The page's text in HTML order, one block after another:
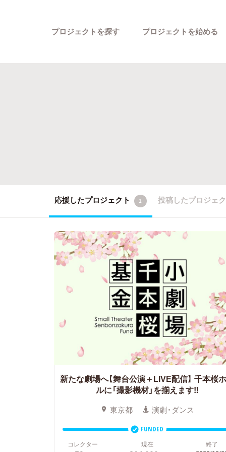
プロジェクトを探す プロジェクトを始める
応援したプロジェクト 1 投稿したプロジェ
新たな劇場へ【舞台公演＋LIVE配信】 千本桜
ルに「撮影機材」を揃えます‼
東京都 演劇・ダンス
FUNDED
コレクター
現在 終了